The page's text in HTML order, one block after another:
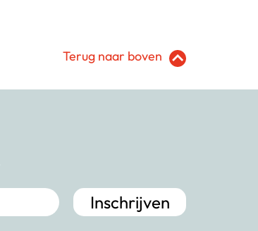
Terug naar boven